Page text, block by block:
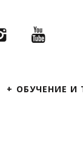
ОБУЧЕНИЕ И